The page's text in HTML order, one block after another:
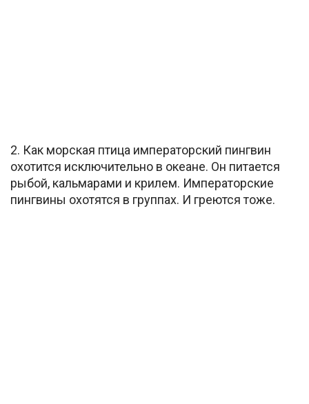
2. Как морская птица императорский пингвин
охотится исключительно в океане. Он питается
рыбой, кальмарами и крилем. Императорские
пингвины охотятся в группах. И греются тоже.